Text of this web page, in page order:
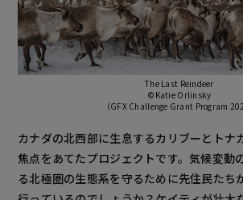
The Last Reindeer
©Katie Orlinsky
（GFX Challenge Grant Program
カナダの北西部に生息するカリブーとトナ
焦点をあてたプロジェクトです。気候変動
る北極圏の生態系を守るために先住民たち